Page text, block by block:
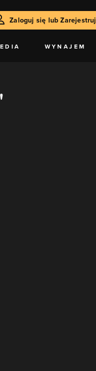
Zaloguj się lub Zarejestruj
WYNAJEM